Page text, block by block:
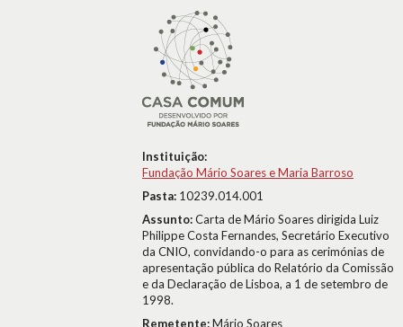
Instituição:
Fundação Mário Soares e Maria Barroso
Pasta: 10239.014.001
Assunto:Carta de Mário Soares dirigida Luiz
Philippe Costa Fernandes, Secretário Executivo
da CNIO, convidando-o para as cerimónias de
apresentação pública do Relatório da Comissão
e da Declaração de Lisboa, a 1 de setembro de
1998.
Remetente:Mário Soares